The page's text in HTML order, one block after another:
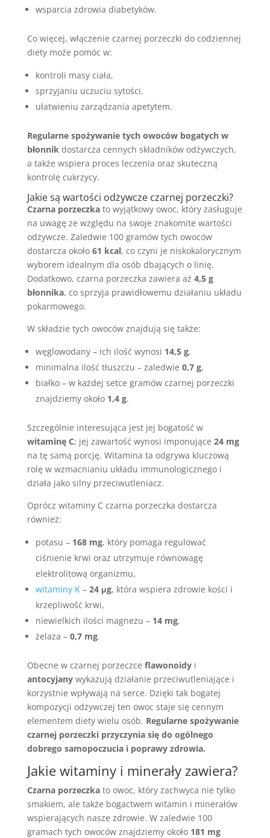
wsparcia zdrowia diabetyków.
Co więcej, włączenie czarnej porzeczki do codziennej
diety może pomóc w:
kontroli masy ciała,
sprzyjaniu uczuciu sytości,
ułatwieniu zarządzania apetytem.
Regularne spożywanie tych owoców bogatych w
błonnikdostarcza cennych składników odżywczych,
a także wspiera proces leczenia oraz skuteczną
kontrolę cukrzycy.
Jakie są wartości odżywcze czarnej porzeczki?
Czarna porzeczkato wyjątkowy owoc, który zasługuje
na uwagę ze względu na swoje znakomite wartości
odżywcze. Zaledwie 100 gramów tych owoców
dostarcza około 61 kcal, co czyni je niskokalorycznym
wyborem idealnym dla osób dbających o linię.
Dodatkowo, czarna porzeczka zawiera aż 4,5 g
błonnika, co sprzyja prawidłowemu działaniu układu
pokarmowego.
W składzie tych owoców znajdują się także:
węglowodany – ich ilość wynosi 14,5 g,
minimalna ilość tłuszczu – zaledwie 0,7 g,
białko – w każdej setce gramów czarnej porzeczki
znajdziemy około 1,4 g.
Szczególnie interesująca jest jej bogatość w
witaminę C; jej zawartość wynosi imponujące 24 mg
na tę samą porcję. Witamina ta odgrywa kluczową
rolę w wzmacnianiu układu immunologicznego i
działa jako silny przeciwutleniacz.
Oprócz witaminy C czarna porzeczka dostarcza
również:
potasu – 168 mg, który pomaga regulować
ciśnienie krwi oraz utrzymuje równowagę
elektrolitową organizmu,
witaminy K– 24 μg, która wspiera zdrowie kości i
krzepliwość krwi,
niewielkich ilości magnezu – 14 mg,
żelaza – 0,7 mg.
Obecne w czarnej porzeczce flawonoidyi
antocyjanywykazują działanie przeciwutleniające i
korzystnie wpływają na serce. Dzięki tak bogatej
kompozycji odżywczej ten owoc staje się cennym
elementem diety wielu osób. Regularne spożywanie
czarnej porzeczki przyczynia się do ogólnego
dobrego samopoczucia i poprawy zdrowia.
Jakie witaminy i minerały zawiera?
Czarna porzeczkato owoc, który zachwyca nie tylko
smakiem, ale także bogactwem witamin i minerałów
wspierających nasze zdrowie. W zaledwie 100
gramach tych owoców znajdziemy około 181 mg